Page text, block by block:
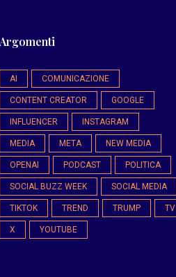
Argomenti
AI COMUNICAZIONE
CONTENT CREATOR GOOGLE
INFLUENCER INSTAGRAM
MEDIA META NEW MEDIA
OPENAI PODCAST POLITICA
SOCIAL BUZZ WEEK SOCIAL MEDIA
TIKTOK TREND TRUMP TV
X YOUTUBE